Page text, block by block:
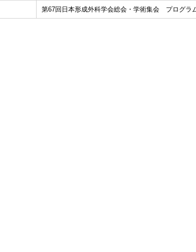
第67回日本形成外科学会総会・学術集会 プログラ